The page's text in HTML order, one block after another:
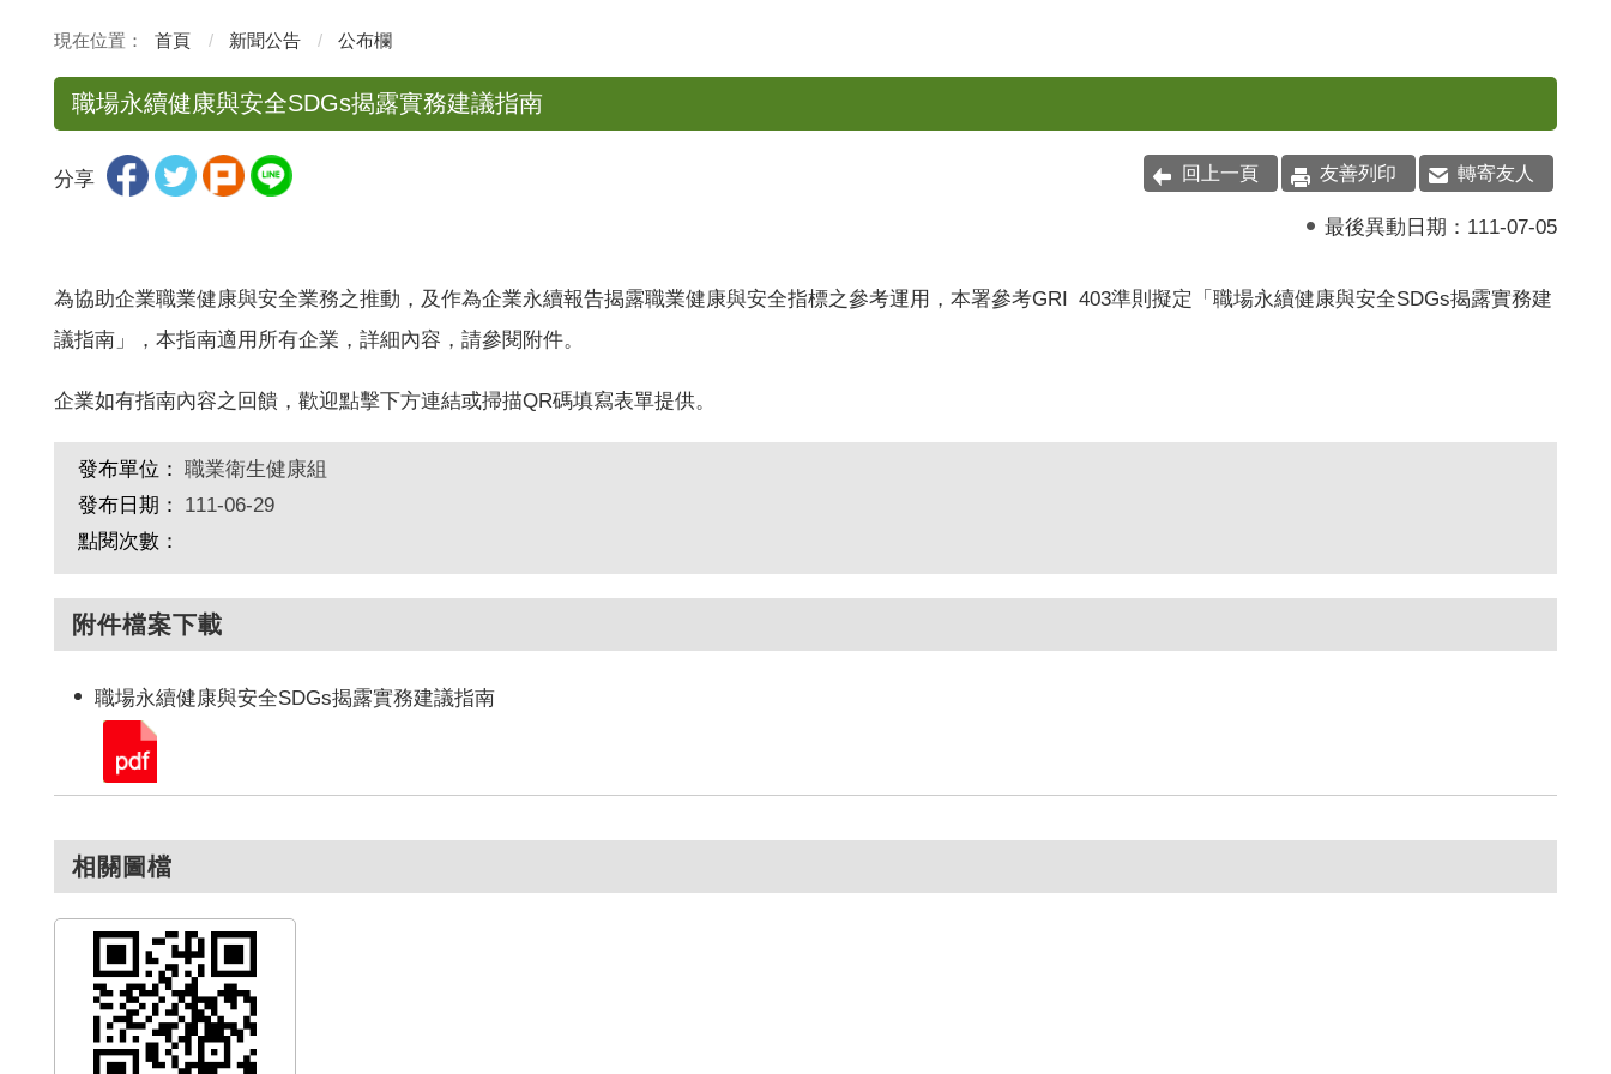
首頁 新聞公告 公布欄
職場永續健康與安全SDGs揭露實務建議指南
分享 回上一頁 友善列印 轉寄友人
最後異動日期： 111-07-05
為協助企業職業健康與安全業務之推動，及作為企業永續報告揭露職業健康與安全指標之參考運用，本署參考GRI 403準則擬定「職場永續健康與安全SDGs揭露實務建
議指南」，本指南適用所有企業，詳細內容，請參閱附件。
企業如有指南內容之回饋，歡迎點擊下方連結或掃描QR碼填寫表單提供。
發布單位： 職業衛生健康組
發布日期：
111-06-29
點閱次數：
附件檔案下載
職場永續健康與安全SDGs揭露實務建議指南
相關圖檔